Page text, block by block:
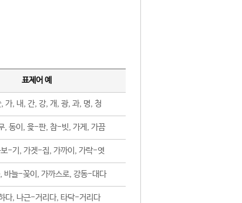
표제어 예
가, 내, 간, 강, 개, 광, 과, 명, 청
, 동이, 윷-판, 참-빗, 가게, 가끔
보-기, 가겟-집, 가까이, 가락-엿
바늘-꽂이, 가까스로, 강동-대다
다, 나근-거리다, 타닥-거리다